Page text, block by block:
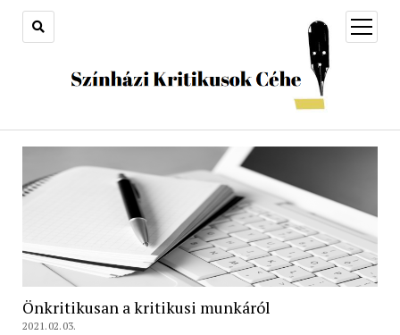
open
menu
Önkritikusan a kritikusi munkáról
2021.02.03.